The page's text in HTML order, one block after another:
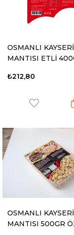
OSMANLI KAYSERİ
MANTISI ETLİ
₺212,80
OSMANLI KAYSERİ
MANTISI 500GR